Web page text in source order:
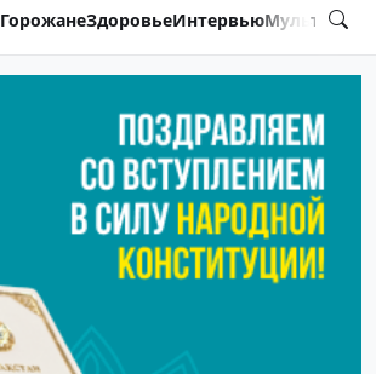
ГорожанеЗдоровьеИнтервью